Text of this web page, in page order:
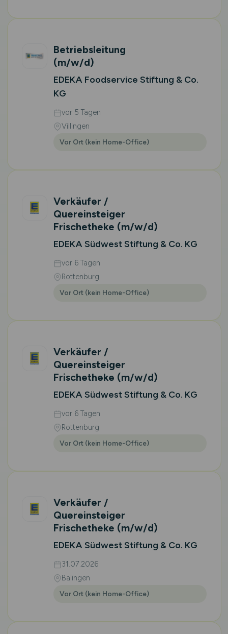
Betriebsleitung
(m/w/d)
EDEKA Foodservice Stiftung & Co.
KG
vor 5 Tagen
Villingen
Vor Ort (kein Home-Office)
Verkäufer /
Quereinsteiger
Frischetheke (m/w/d)
EDEKA Südwest Stiftung & Co. KG
vor 6 Tagen
Rottenburg
Vor Ort (kein Home-Office)
Verkäufer /
Quereinsteiger
Frischetheke (m/w/d)
EDEKA Südwest Stiftung & Co. KG
vor 6 Tagen
Rottenburg
Vor Ort (kein Home-Office)
Verkäufer /
Quereinsteiger
Frischetheke (m/w/d)
EDEKA Südwest Stiftung & Co. KG
31.07.2026
Balingen
Vor Ort (kein Home-Office)